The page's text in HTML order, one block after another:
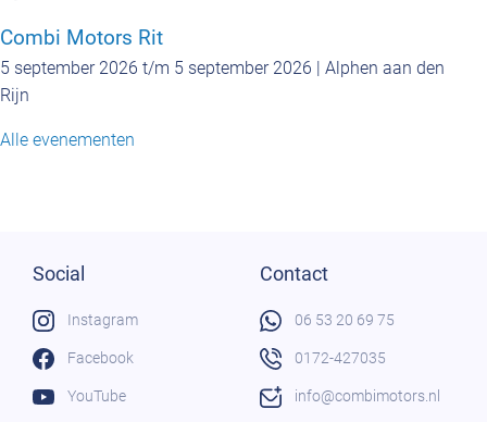
Combi Motors Rit
5 september 2026 t/m 5 september 2026 | Alphen aan den
Rijn
Alle evenementen
Social
Instagram
Facebook
YouTube
Contact
06 53 20 69 75
0172-427035
info@combimotors.nl